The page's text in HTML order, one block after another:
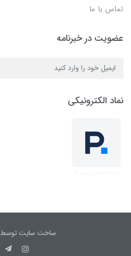
تماس با ما
عضویت در خبرنامه
نماد الکترونیکی
ساخت سایت توسط